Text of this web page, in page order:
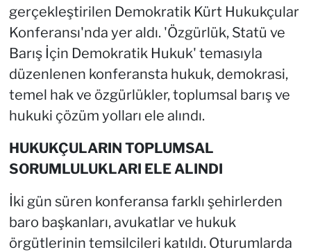
gerçekleştirilen Demokratik Kürt Hukukçular
Konferansı'nda yer aldı. 'Özgürlük, Statü ve
Barış İçin Demokratik Hukuk' temasıyla
düzenlenen konferansta hukuk, demokrasi,
temel hak ve özgürlükler, toplumsal barış ve
hukuki çözüm yolları ele alındı.
HUKUKÇULARIN TOPLUMSAL
SORUMLULUKLARI ELE ALINDI
İki gün süren konferansa farklı şehirlerden
baro başkanları, avukatlar ve hukuk
örgütlerinin temsilcileri katıldı. Oturumlarda